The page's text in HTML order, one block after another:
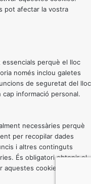
pot afectar la vostra
perquè el lloc
només inclou galetes
de seguretat del lloc
informació personal.
necessàries perquè
per recopilar dades
i altres continguts
És obligatori obtenir el
cookies al vostre